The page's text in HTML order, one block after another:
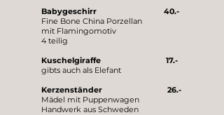
Babygeschirr 40.-
Fine Bone China Porzellan
mit Flamingomotiv
4 teilig
Kuschelgiraffe 17.-
gibts auch als Elefant
Kerzenständer 26.-
Mädel mit Puppenwagen
Handwerk aus Schweden